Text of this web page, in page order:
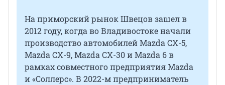
На приморский рынок Швецов зашел в
2012 году, когда во Владивостоке начали
производство автомобилей Mazda CX-5,
Mazda CX-9, Mazda CX-30 и Mazda 6 в
рамках совместного предприятия Mazda
и «Соллерс». В 2022-м предприниматель